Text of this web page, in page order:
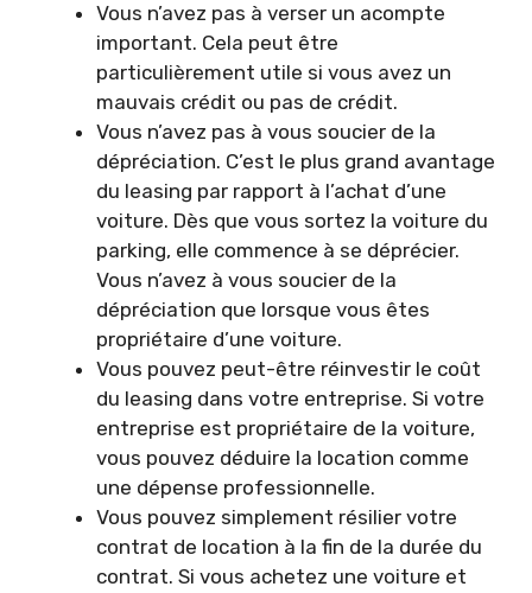
Vous n’avez pas à verser un acompte
important. Cela peut être
particulièrement utile si vous avez un
mauvais crédit ou pas de crédit.
Vous n’avez pas à vous soucier de la
dépréciation. C’est le plus grand avantage
du leasing par rapport à l’achat d’une
voiture. Dès que vous sortez la voiture du
parking, elle commence à se déprécier.
Vous n’avez à vous soucier de la
dépréciation que lorsque vous êtes
propriétaire d’une voiture.
Vous pouvez peut-être réinvestir le coût
du leasing dans votre entreprise. Si votre
entreprise est propriétaire de la voiture,
vous pouvez déduire la location comme
une dépense professionnelle.
Vous pouvez simplement résilier votre
contrat de location à la fin de la durée du
contrat. Si vous achetez une voiture et